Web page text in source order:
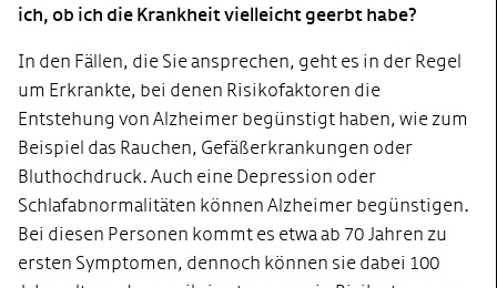
ich, ob ich die Krankheit vielleicht geerbt habe?
In den Fällen, die Sie ansprechen, geht es in der Regel
um Erkrankte, bei denen Risikofaktoren die
Entstehung von Alzheimer begünstigt haben, wie zum
Beispiel das Rauchen, Gefäßerkrankungen oder
Bluthochdruck. Auch eine Depression oder
Schlafabnormalitäten können Alzheimer begünstigen.
Bei diesen Personen kommt es etwa ab 70 Jahren zu
ersten Symptomen, dennoch können sie dabei 100